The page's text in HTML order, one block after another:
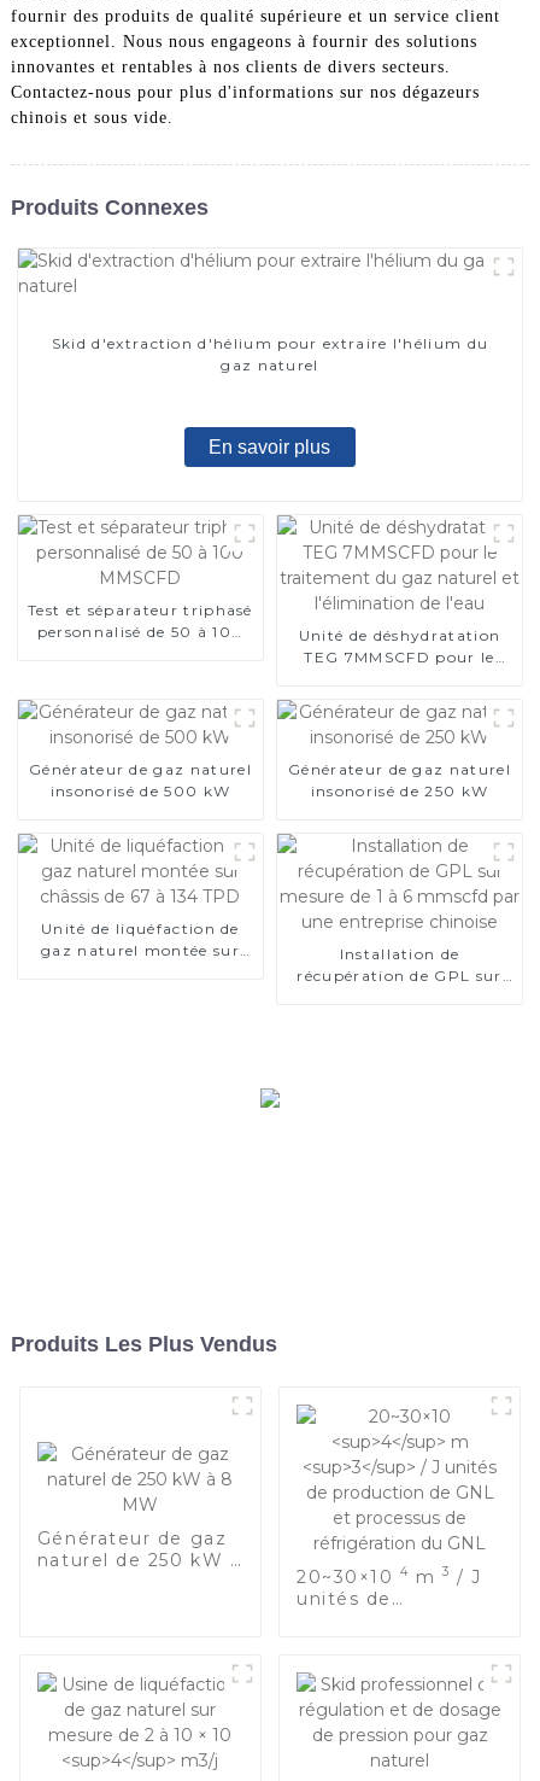
fournir des produits de qualité supérieure et un service client
exceptionnel. Nous nous engageons à fournir des solutions
innovantes et rentables à nos clients de divers secteurs.
Contactez-nous pour plus d'informations sur nos dégazeurs
chinois et sous vide.
Produits Connexes
Skid d'extraction d'hélium pour extraire l'hélium du
gaz naturel
En savoir plus
Test et séparateur triphasé
personnalisé de 50 à 100
Unité de déshydratation
TEG 7MMSCFD pour le
Générateur de gaz naturel
insonorisé de 500 kW
Générateur de gaz naturel
insonorisé de 250 kW
Unité de liquéfaction de
gaz naturel montée sur
Installation de
récupération de GPL sur
Produits Les Plus Vendus
Générateur de gaz
naturel de 250 kW à
20~30×10 4 m 3 / J
unités de
GNL